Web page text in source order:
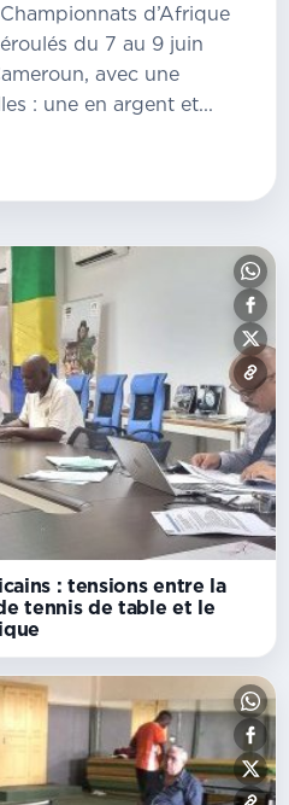
d’Afrique
du 7 au 9 juin
avec une
: une en argent et...
: tensions entre la
tennis de table et le